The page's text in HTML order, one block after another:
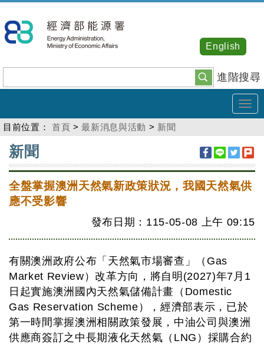
到
主
內
容
進階搜尋
English
目前位置： 首頁 >最新消息與活動 > 新聞
:::
新聞
全盤掌握澳洲天然氣新政策狀況，我國天然氣供
應不受影響
發布日期：115-05-08 上午 09:15
有關澳洲政府公布「天然氣市場審查」（Gas
Market Review）改革方向，將自明(2027)年7月1
日起實施澳洲國內天然氣儲備計畫（Domestic
Gas Reservation Scheme），經濟部表示，已於
第一時間掌握澳洲相關政策發展，中油公司與澳洲
供應商簽訂之中長期液化天然氣（LNG）採購合約